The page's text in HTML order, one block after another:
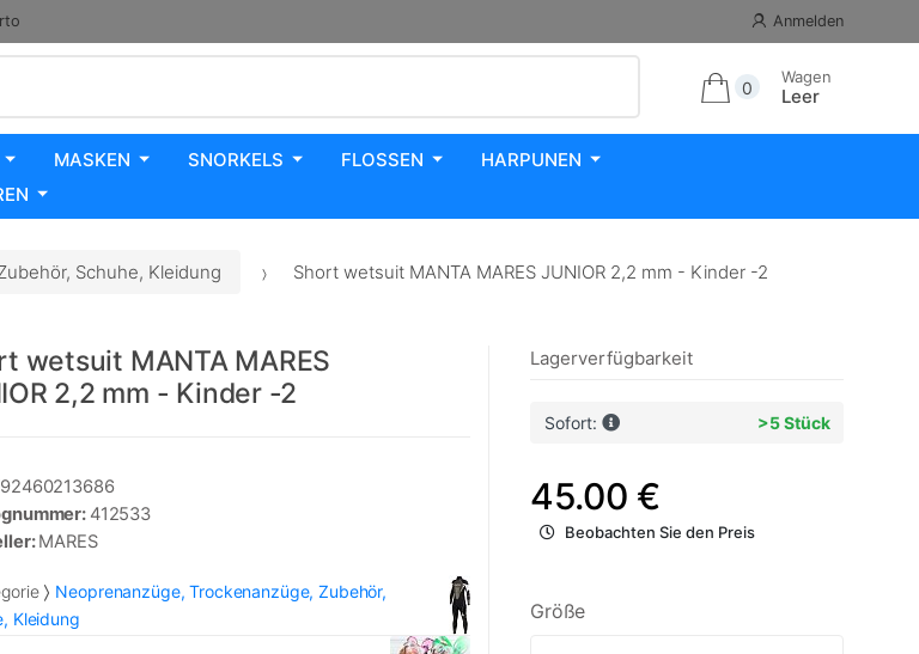
Anmelden
0
Wagen
Leer
MASKEN SNORKELS FLOSSEN
HARPUNEN
Schuhe, Kleidung Short wetsuit MANTA MARES JUNIOR 2,2 mm - Kinder -2
wetsuit MANTA MARES
2,2 mm - Kinder -2
412533
MARES
Neoprenanzüge, Trockenanzüge, Zubehör,
Kleidung
Lagerverfügbarkeit
Sofort: >5 Stück
45.00 €
Beobachten Sie den Preis
Größe